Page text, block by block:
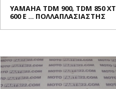
YAMAHA TDM 900, TDM 850 XT
600 E ... ΠΟΛΛΑΠΛΑΣΙΑΣΤΗΣ